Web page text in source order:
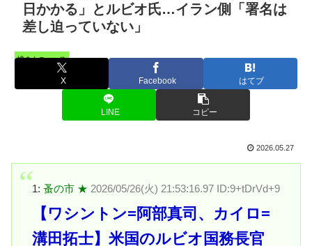
日かかる」とルビオ氏…イラン側「署名は
差し迫っていない」
憤まんニュース
X Facebook はてブ
LINE コピー
2026.05.27
1: 蚤の市 ★ 2026/05/26(火) 21:53:16.97 ID:9+tDrVd+9
【ワシントン=阿部真司、カイロ=
溝田拓士】米国のルビオ国務長官